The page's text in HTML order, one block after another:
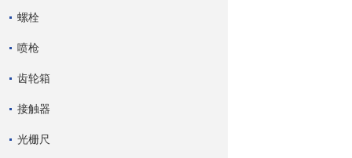
螺栓
喷枪
齿轮箱
接触器
光栅尺